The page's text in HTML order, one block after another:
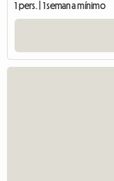
1 pers. | 1 semana mínimo